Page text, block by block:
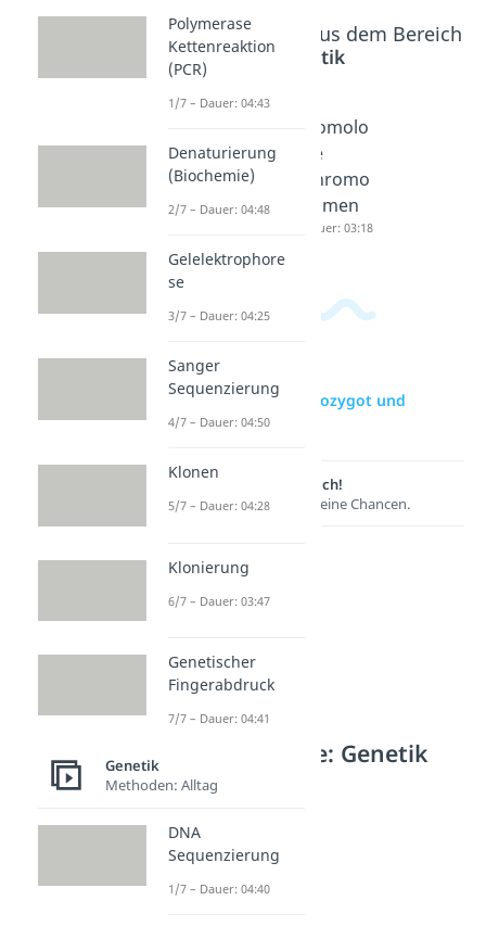
Beliebte Inhalte aus dem Bereich
Genetik
kette
Dauer: 02:35
somen
Dauer: 06:47
Homolo
ge
Chromo
somen
Dauer: 03:18
zur Videoseite: Homozygot und
Heterozygot
Lernen lohnt sich!
Entdecke hier deine Chancen.
Weitere Inhalte: Genetik
Gene
Dauer: 05:16
Gen
Genotyp
Polymerase
Kettenreaktion
(PCR)
1/7 – Dauer: 04:43
Denaturierung
(Biochemie)
2/7 – Dauer: 04:48
Gelelektrophore
se
3/7 – Dauer: 04:25
Sanger
Sequenzierung
4/7 – Dauer: 04:50
Klonen
5/7 – Dauer: 04:28
Klonierung
6/7 – Dauer: 03:47
Genetischer
Fingerabdruck
7/7 – Dauer: 04:41
Genetik
Methoden: Alltag
DNA
Sequenzierung
1/7 – Dauer: 04:40